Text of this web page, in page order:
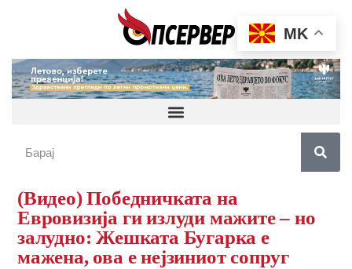
(Видео) Победничката на
Евровизија ги излуди мажите – но
залудно: Жешката Бугарка е
мажена, ова е нејзиниот сопруг
MK